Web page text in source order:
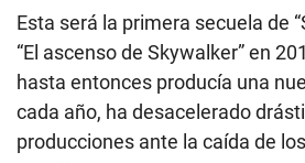
Esta será la primera secuela de
“El ascenso de Skywalker” en
hasta entonces producía una
cada año, ha desacelerado
producciones ante la caída de